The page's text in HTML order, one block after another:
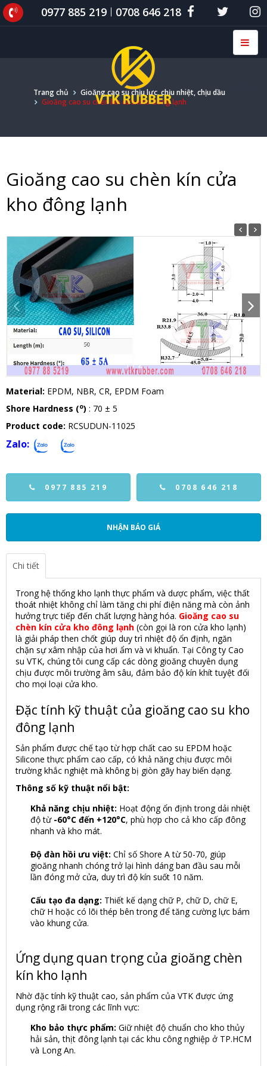
0977 885 219 0708 646 218
Trang chủ
Gioăng cao su chịu lực, chịu nhiệt, chịu dầu
Gioăng cao su chèn kín cửa kho đông lạnh
Gioăng cao su chèn kín cửa
kho đông lạnh
1/2
Material: EPDM, NBR, CR, EPDM Foam
Shore Hardness (o) : 70 ± 5
Product code: RCSUDUN-11025
Zalo:
0977 885 219 0708 646 218
NHẬN BÁO GIÁ
Chi tiết
Trong hệ thống kho lạnh thực phẩm và dược phẩm, việc thất
thoát nhiệt không chỉ làm tăng chi phí điện năng mà còn ảnh
hưởng trực tiếp đến chất lượng hàng hóa. Gioăng cao su
chèn kín cửa kho đông lạnh (còn gọi là ron cửa kho lạnh)
là giải pháp then chốt giúp duy trì nhiệt độ ổn định, ngăn
chặn sự xâm nhập của hơi ẩm và vi khuẩn. Tại Công ty Cao
su VTK, chúng tôi cung cấp các dòng gioăng chuyên dụng
chịu được môi trường âm sâu, đảm bảo độ kín khít tuyệt đối
cho mọi loại cửa kho.
Đặc tính kỹ thuật của gioăng cao su kho
đông lạnh
Sản phẩm được chế tạo từ hợp chất cao su EPDM hoặc
Silicone thực phẩm cao cấp, có khả năng chịu được môi
trường khắc nghiệt mà không bị giòn gãy hay biến dạng.
Thông số kỹ thuật nổi bật:
Khả năng chịu nhiệt: Hoạt động ổn định trong dải nhiệt
độ từ -60°C đến +120°C, phù hợp cho cả kho cấp đông
nhanh và kho mát.
Độ đàn hồi ưu việt: Chỉ số Shore A từ 50-70, giúp
gioăng nhanh chóng trở lại hình dáng ban đầu sau mỗi
lần đóng mở cửa, duy trì độ kín suốt 10 năm.
Cấu tạo đa dạng: Thiết kế dạng chữ P, chữ D, chữ E,
chữ H hoặc có lõi thép bên trong để tăng cường lực bám
vào khung cửa.
Ứng dụng quan trọng của gioăng chèn
kín kho lạnh
Nhờ đặc tính kỹ thuật cao, sản phẩm của VTK được ứng
dụng rộng rãi trong các lĩnh vực:
Kho bảo thực phẩm: Giữ nhiệt độ chuẩn cho kho thủy
hải sản, thịt đông lạnh tại các khu công nghiệp ở TP.HCM
và Long An.